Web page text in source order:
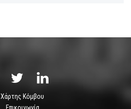
Χάρτης Κόμβου
Επικοινωνία